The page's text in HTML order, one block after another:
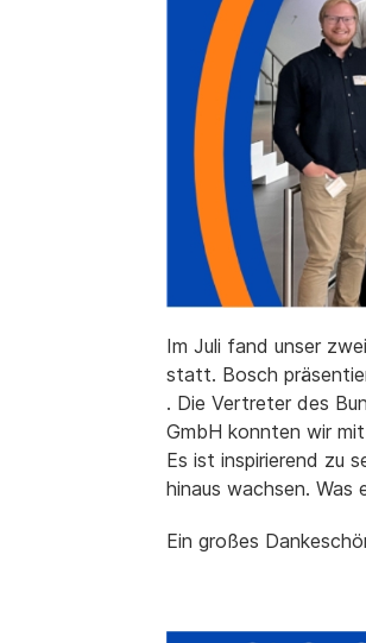
Im Juli fand unser
statt. Bosch
. Die Vertreter des
GmbH konnten wir
Es ist inspirierend zu
hinaus wachsen. Was
Ein großes